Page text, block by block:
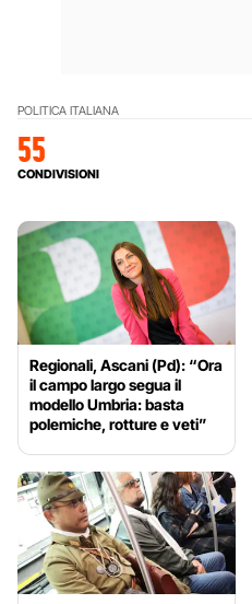
POLITICA ITALIANA
55
CONDIVISIONI
Regionali, Ascani (Pd): “Ora
il campo largo segua il
modello Umbria: basta
polemiche, rotture e veti”